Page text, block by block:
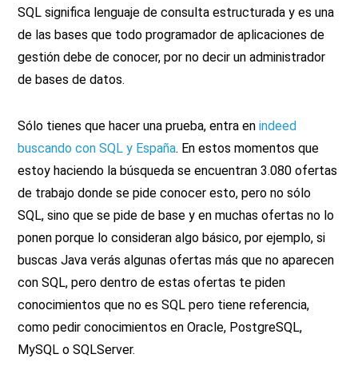
SQL significa lenguaje de consulta estructurada y es una
de las bases que todo programador de aplicaciones de
gestión debe de conocer, por no decir un administrador
de bases de datos.
Sólo tienes que hacer una prueba, entra enindeed
buscando con SQL y España. En estos momentos que
estoy haciendo la búsqueda se encuentran 3.080 ofertas
de trabajo donde se pide conocer esto, pero no sólo
SQL, sino que se pide de base y en muchas ofertas no lo
ponen porque lo consideran algo básico, por ejemplo, si
buscas Java verás algunas ofertas más que no aparecen
con SQL, pero dentro de estas ofertas te piden
conocimientos que no es SQL pero tiene referencia,
como pedir conocimientos en Oracle, PostgreSQL,
MySQL o SQLServer.